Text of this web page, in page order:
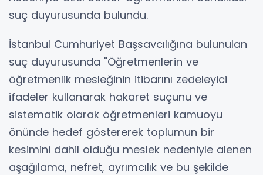
suç duyurusunda bulundu.
İstanbul Cumhuriyet Başsavcılığına bulunulan
suç duyurusunda "Öğretmenlerin ve
öğretmenlik mesleğinin itibarını zedeleyici
ifadeler kullanarak hakaret suçunu ve
sistematik olarak öğretmenleri kamuoyu
önünde hedef göstererek toplumun bir
kesimini dahil olduğu meslek nedeniyle alenen
aşağılama, nefret, ayrımcılık ve bu şekilde